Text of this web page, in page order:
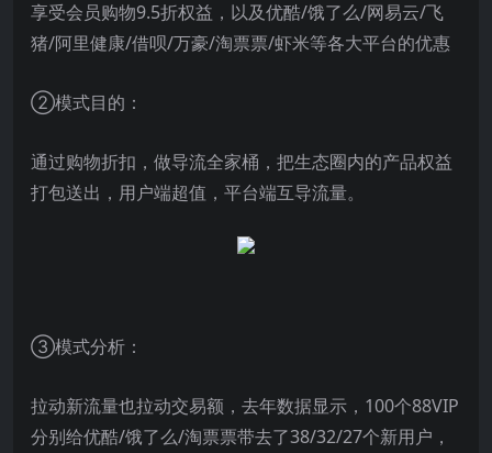
享受会员购物9.5折权益，以及优酷/饿了么/网易云/飞
猪/阿里健康/借呗/万豪/淘票票/虾米等各大平台的优惠
②模式目的：
通过购物折扣，做导流全家桶，把生态圈内的产品权益
打包送出，用户端超值，平台端互导流量。
③模式分析：
拉动新流量也拉动交易额，去年数据显示，100个88VIP
分别给优酷/饿了么/淘票票带去了38/32/27个新用户，